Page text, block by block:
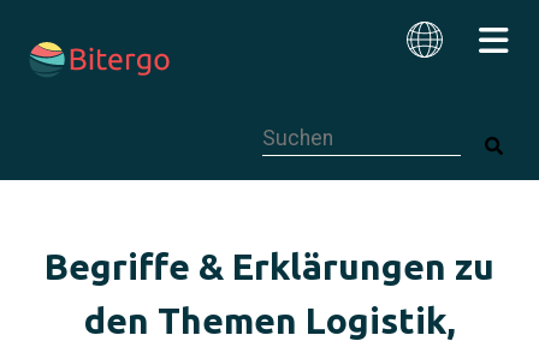
Begriffe & Erklärungen zu
den Themen Logistik,